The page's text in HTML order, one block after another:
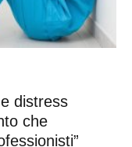
distress
che